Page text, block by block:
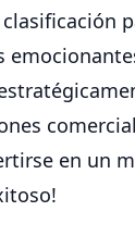
en un